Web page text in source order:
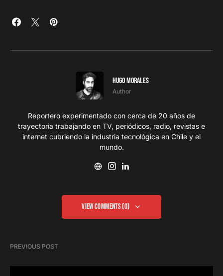
Hugo Morales
Author
Reportero experimentado con cerca de 20 años de
trayectoria trabajando en TV, periódicos, radio, revistas e
internet cubriendo la industria tecnológica en Chile y el
mundo.
View Comments (0)
PREVIOUS POST